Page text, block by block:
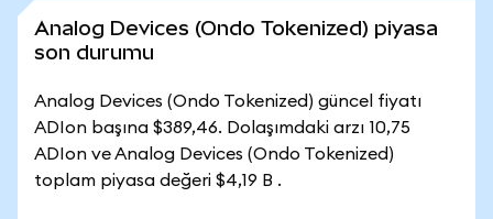
Analog Devices (Ondo Tokenized) piyasa
son durumu
Analog Devices (Ondo Tokenized) güncel fiyatı
ADIon başına $389,46. Dolaşımdaki arzı 10,75
ADIon ve Analog Devices (Ondo Tokenized)
toplam piyasa değeri $4,19 B .